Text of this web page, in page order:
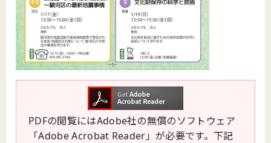
PDFの閲覧にはAdobe社の無償のソフトウェア
「Adobe Acrobat Reader」が必要です。下記